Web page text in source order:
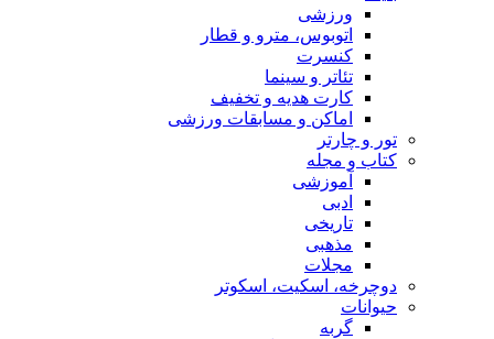
ورزشی
اتوبوس، مترو و قطار
کنسرت
تئاتر و سینما
کارت هدیه و تخفیف
اماکن و مسابقات ورزشی
تور و چارتر
کتاب و مجله
آموزشی
ادبی
تاریخی
مذهبی
مجلات
دوچرخه، اسکیت، اسکوتر
حیوانات
گربه